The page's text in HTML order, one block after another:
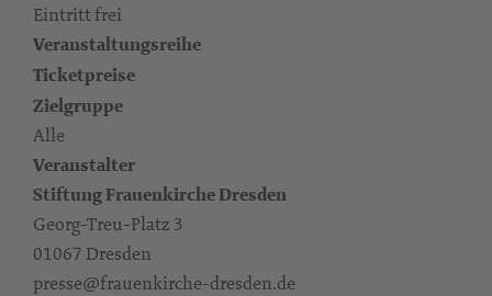
Eintritt frei
Veranstaltungsreihe
Ticketpreise
Zielgruppe
Alle
Veranstalter
Stiftung Frauenkirche Dresden
Georg-Treu-Platz 3
01067 Dresden
presse@frauenkirche-dresden.de